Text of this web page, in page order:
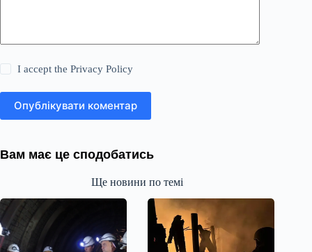
I accept thePrivacy Policy
Опублікувати коментар
Вам має це сподобатись
Ще новини по темі